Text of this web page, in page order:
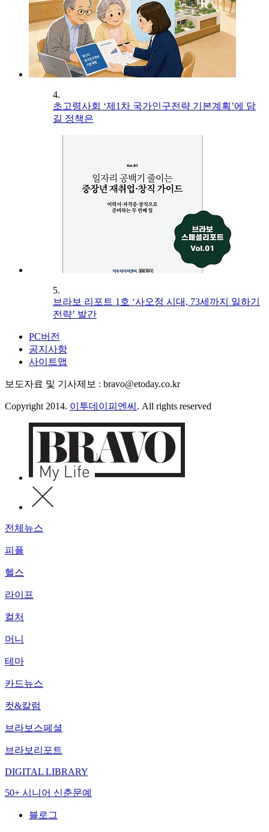
4.
초고령사회 ‘제1차 국가인구전략 기본계획’에 담
길 정책은
5.
브라보 리포트 1호 ‘사오정 시대, 73세까지 일하기
전략’ 발간
PC버전
공지사항
사이트맵
보도자료 및 기사제보 : bravo@etoday.co.kr
Copyright 2014. 이투데이피엔씨 . All rights reserved
전체뉴스
피플
헬스
라이프
컬처
머니
테마
카드뉴스
컷&칼럼
브라보스페셜
브라보리포트
DIGITAL LIBRARY
50+ 시니어 신춘문예
블로그